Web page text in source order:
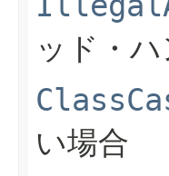
ッド・
い場合